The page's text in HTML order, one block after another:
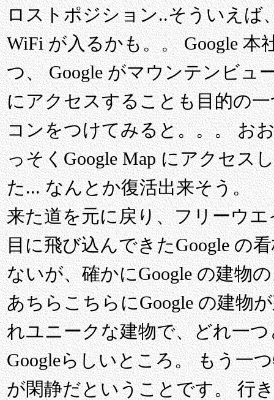
ロストポジション..そういえば
WiFi が入るかも。。 Google
つ、 Google がマウンテンビュ
にアクセスすることも目的の
コンをつけてみると。。。 お
っそくGoogle Map にアクセス
た... なんとか復活出来そう。
来た道を元に戻り、フリーウ
目に飛び込んできたGoogle の
ないが、確かにGoogle の建物
あちらこちらにGoogle の建物
れユニークな建物で、どれ一
Googleらしいところ。 もう一
が閑静だということです。 行